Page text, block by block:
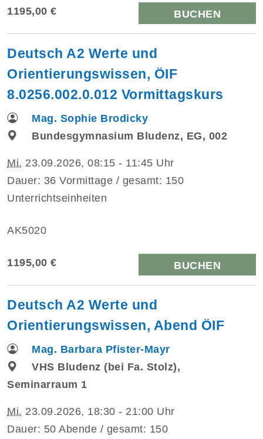
1195,00 € BUCHEN
Deutsch A2 Werte und
Orientierungswissen, ÖIF
8.0256.002.0.012 Vormittagskurs
Mag. Sophie Brodicky
Bundesgymnasium Bludenz, EG, 002
Mi. 23.09.2026, 08:15 - 11:45 Uhr
Dauer: 36 Vormittage / gesamt: 150
Unterrichtseinheiten
AK5020
1195,00 € BUCHEN
Deutsch A2 Werte und
Orientierungswissen, Abend ÖIF
Mag. Barbara Pfister-Mayr
VHS Bludenz (bei Fa. Stolz),
Seminarraum 1
Mi. 23.09.2026, 18:30 - 21:00 Uhr
Dauer: 50 Abende / gesamt: 150